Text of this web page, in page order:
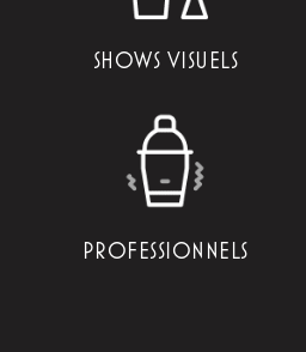
SHOWS VISUELS
PROFESSIONNELS